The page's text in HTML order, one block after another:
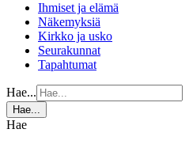
Ihmiset ja elämä
Näkemyksiä
Kirkko ja usko
Seurakunnat
Tapahtumat
Hae...
Hae...
Hae